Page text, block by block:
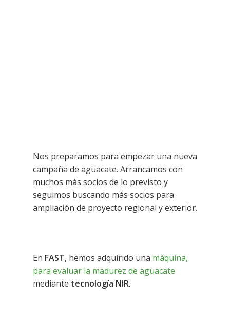
Nos preparamos para empezar una nueva
campaña de aguacate. Arrancamos con
muchos más socios de lo previsto y
seguimos buscando más socios para
ampliación de proyecto regional y exterior.
En FAST, hemos adquirido una máquina,
para evaluar la madurez de aguacate
mediante tecnología NIR.